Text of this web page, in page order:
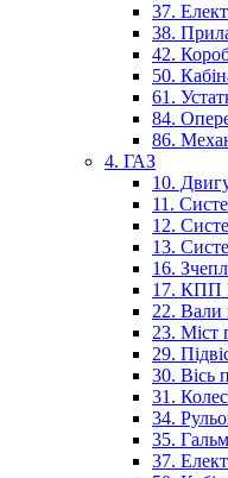
37.
38.
42.
50.
61.
84.
86.
4. ГАЗ
10.
11.
12.
13.
16.
17. КПП
22. Вали
23. Міст
29.
30. Вісь
31.
34.
35.
37.